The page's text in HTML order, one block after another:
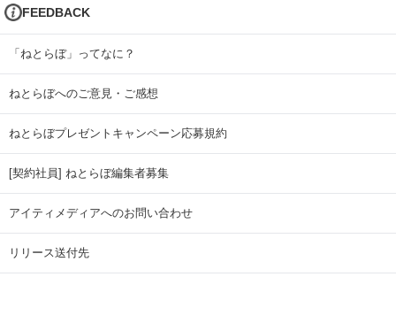
FEEDBACK
「ねとらぼ」ってなに？
ねとらぼへのご意見・ご感想
ねとらぼプレゼントキャンペーン応募規約
[契約社員] ねとらぼ編集者募集
アイティメディアへのお問い合わせ
リリース送付先